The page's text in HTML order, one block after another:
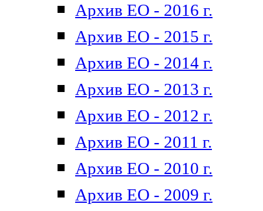
Архив ЕО - 2016 г.
Архив ЕО - 2015 г.
Архив ЕО - 2014 г.
Архив ЕО - 2013 г.
Архив ЕО - 2012 г.
Архив ЕО - 2011 г.
Архив ЕО - 2010 г.
Архив ЕО - 2009 г.